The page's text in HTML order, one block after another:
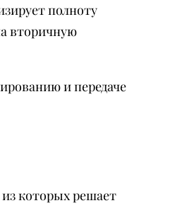
полноту
вторичную
и передаче
которых решает